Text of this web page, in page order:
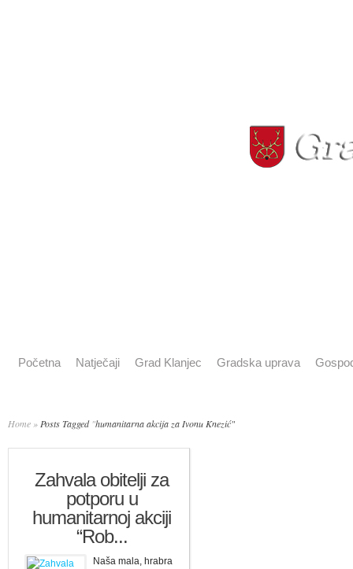
Početna Natječaji Grad Klanjec Gradska uprava
Home » Posts Tagged "humanitarna akcija za Ivonu Knezić"
Zahvala obitelji za
potporu u
humanitarnoj akciji
“Rob...
Naša mala, hrabra